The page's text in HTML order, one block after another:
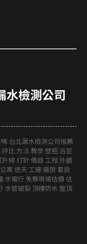
水檢測公司
台北漏水檢測公司推薦
比 方法 教學 壁癌 浴室
線 打針 儀器 工程 外牆
寓 透天 工廠 廠房 套房
水電行 免費現場估價 估
水管破裂 頂樓防水 屋頂